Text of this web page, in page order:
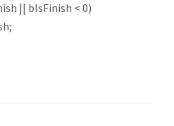
|| bIsFinish < 0)